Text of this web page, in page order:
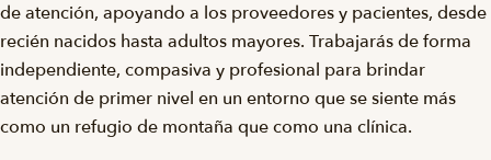
de atención, apoyando a los proveedores y pacientes, desde
recién nacidos hasta adultos mayores. Trabajarás de forma
independiente, compasiva y profesional para brindar
atención de primer nivel en un entorno que se siente más
como un refugio de montaña que como una clínica.